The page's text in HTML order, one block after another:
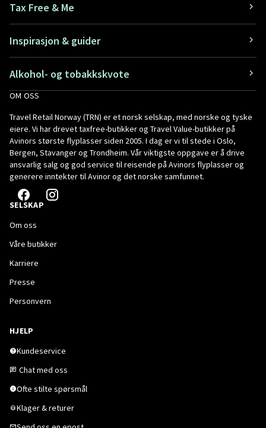
Tax Free & Me
Inspirasjon & guider
Alkohol- og tobakkskvote
OM OSS
Travel Retail Norway (TRN) er et norsk selskap, med norske og tyske
eiere. Vi har drevet taxfree-butikker og Travel Value-butikker på
Avinors største flyplasser siden 2005. I dag er vi til stede i Oslo,
Bergen, Stavanger og Trondheim. Vår viktigste oppgave er å drive
ansvarlig salg og god service til reisende på Avinors flyplasser og
generere inntekter til Avinor og det norske samfunnet.
SELSKAP
Om oss
Våre butikker
Karriere
Presse
Personvern
HJELP
Kundeservice
Chat med oss
Ofte stilte spørsmål
Klager & returer